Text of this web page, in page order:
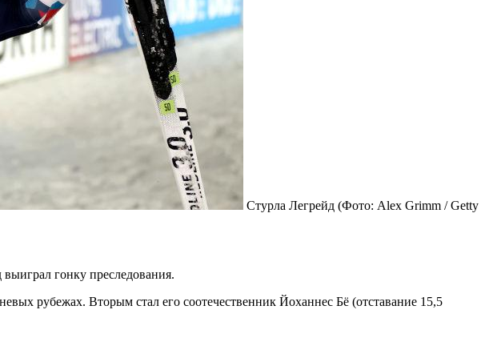
Стурла Легрейд (Фото: Alex Grimm / Getty
гонку преследования.
рубежах. Вторым стал его соотечественник Йоханнес Бё (отставание 15,5